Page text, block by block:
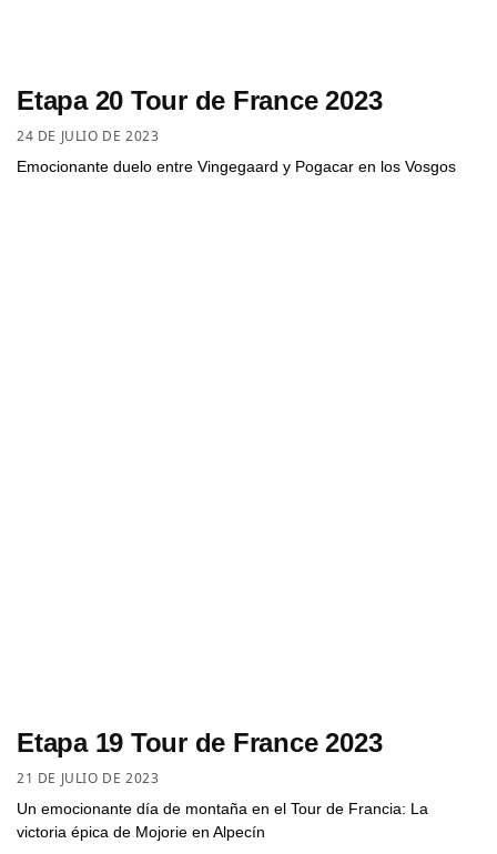
Etapa 20 Tour de France 2023
24 DE JULIO DE 2023
Emocionante duelo entre Vingegaard y Pogacar en los Vosgos
Etapa 19 Tour de France 2023
21 DE JULIO DE 2023
Un emocionante día de montaña en el Tour de Francia: La
victoria épica de Mojorie en Alpecín